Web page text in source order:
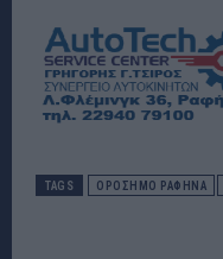
TAGS ΟΡΟΣΗΜΟ ΡΑΦΗΝΑ